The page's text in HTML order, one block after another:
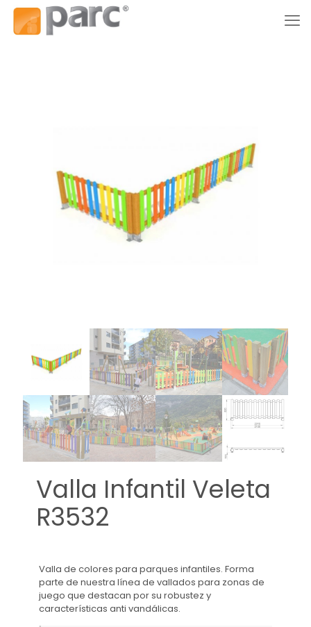
Valla Infantil Veleta
R3532
Valla de colores para parques infantiles. Forma
parte de nuestra línea de vallados para zonas de
juego que destacan por su robustez y
características anti vandálicas.